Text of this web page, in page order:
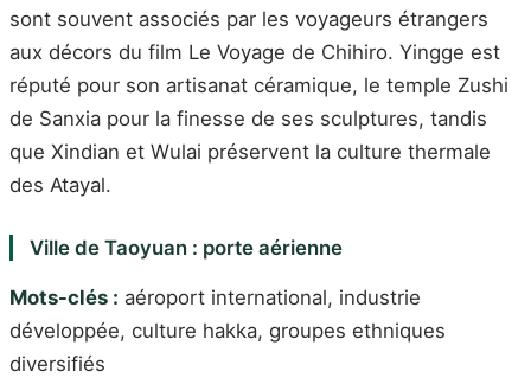
sont souvent associés par les voyageurs étrangers
aux décors du film Le Voyage de Chihiro. Yingge est
réputé pour son artisanat céramique, le temple Zushi
de Sanxia pour la finesse de ses sculptures, tandis
que Xindian et Wulai préservent la culture thermale
des Atayal.
Ville de Taoyuan : porte aérienne
Mots-clés : aéroport international, industrie
développée, culture hakka, groupes ethniques
diversifiés